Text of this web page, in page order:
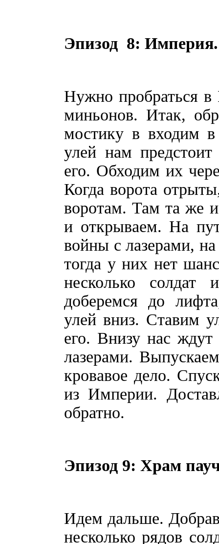
Эпизод 8: Империя.
Нужно пробраться
миньонов. Итак,
мостику в входим
улей нам
его. Обходим их
Когда ворота
воротам. Там та же
и открываем. На
войны с лазерами,
тогда у них нет
несколько
доберемся до
улей вниз. Ставим
его. Внизу нас
лазерами.
кровавое дело.
из Империи.
обратно.
Эпизод 9: Храм
Идем дальше.
несколько рядов